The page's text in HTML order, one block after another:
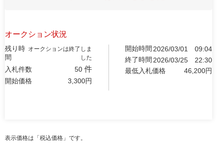
オークション状況
残り時
間
オークションは終了しま
した
入札件数 50 件
開始価格 3,300円
開始時間 2026/03/01
09:04
終了時間 2026/03/25
22:30
最低入札価格
46,200円
表示価格は「税込価格」です。